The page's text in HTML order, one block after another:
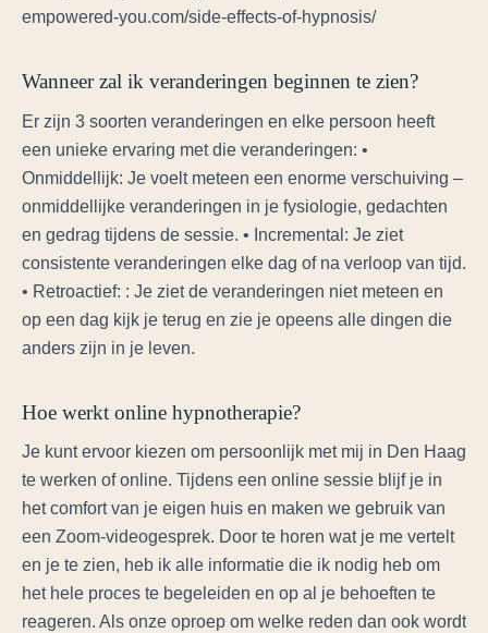
empowered-you.com/side-effects-of-hypnosis/
Wanneer zal ik veranderingen beginnen te zien?
Er zijn 3 soorten veranderingen en elke persoon heeft
een unieke ervaring met die veranderingen: •
Onmiddellijk: Je voelt meteen een enorme verschuiving –
onmiddellijke veranderingen in je fysiologie, gedachten
en gedrag tijdens de sessie. • Incremental: Je ziet
consistente veranderingen elke dag of na verloop van tijd.
• Retroactief: : Je ziet de veranderingen niet meteen en
op een dag kijk je terug en zie je opeens alle dingen die
anders zijn in je leven.
Hoe werkt online hypnotherapie?
Je kunt ervoor kiezen om persoonlijk met mij in Den Haag
te werken of online. Tijdens een online sessie blijf je in
het comfort van je eigen huis en maken we gebruik van
een Zoom-videogesprek. Door te horen wat je me vertelt
en je te zien, heb ik alle informatie die ik nodig heb om
het hele proces te begeleiden en op al je behoeften te
reageren. Als onze oproep om welke reden dan ook wordt